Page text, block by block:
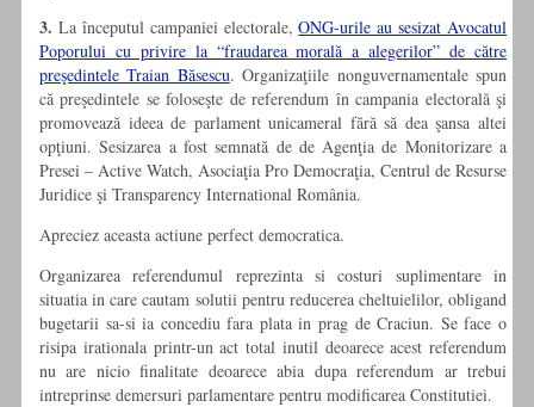
3. La începutul campaniei electorale,ONG-urile au sesizat Avocatul
Poporului cu privire la “fraudarea morală a alegerilor” de către
preşedintele Traian Băsescu. Organizaţiile nonguvernamentale spun
că preşedintele se foloseşte de referendum în campania electorală şi
promovează ideea de parlament unicameral fără să dea şansa altei
opţiuni. Sesizarea a fost semnată de de Agenţia de Monitorizare a
Presei – Active Watch, Asociaţia Pro Democraţia, Centrul de Resurse
Juridice şi Transparency International România.
Apreciez aceasta actiune perfect democratica.
Organizarea referendumul reprezinta si costuri suplimentare in
situatia in care cautam solutii pentru reducerea cheltuielilor, obligand
bugetarii sa-si ia concediu fara plata in prag de Craciun. Se face o
risipa irationala printr-un act total inutil deoarece acest referendum
nu are nicio finalitate deoarece abia dupa referendum ar trebui
intreprinse demersuri parlamentare pentru modificarea Constitutiei.